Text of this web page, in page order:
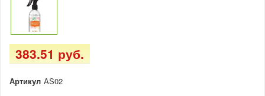
383.51 руб.
Артикул AS02